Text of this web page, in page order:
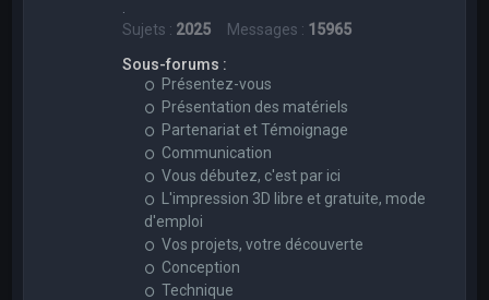
Sujets : 2025 Messages : 15965
Sous-forums :
Présentez-vous
Présentation des matériels
Partenariat et Témoignage
Communication
Vous débutez, c'est par ici
L'impression 3D libre et gratuite, mode
d'emploi
Vos projets, votre découverte
Conception
Technique